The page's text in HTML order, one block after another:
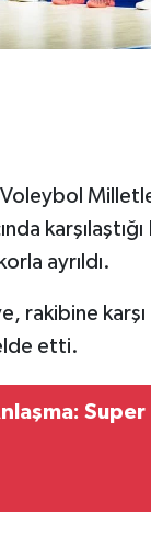
Voleybol
ayrıldı.
rakibine
etti.
Super